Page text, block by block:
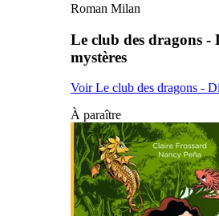
Roman Milan
Le club des dragons -
mystères
Voir Le club des dragons -
À paraître